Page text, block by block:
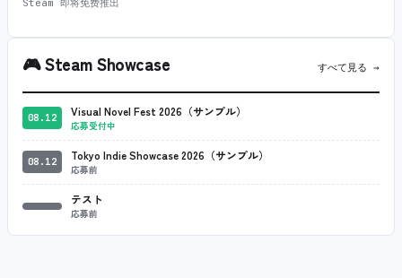
Steam 即将免费推出
🎮Steam Showcase すべて見る →
08.12 Visual Novel Fest 2026（サンプル）
応募受付中
08.12 Tokyo Indie Showcase 2026（サンプル）
応募前
テスト
応募前